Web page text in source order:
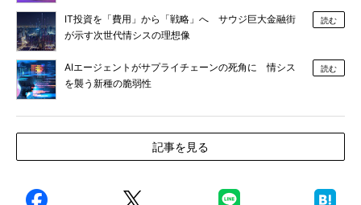
IT投資を「費用」から「戦略」へ サウジ巨大金融街
が示す次世代情シスの理想像
読む
AIエージェントがサプライチェーンの死角に 情シス
を襲う新種の脆弱性
読む
記事を見る